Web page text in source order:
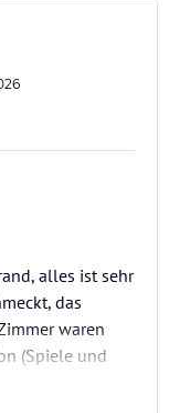
alles ist sehr
das
waren
(Spiele und
Beachparty